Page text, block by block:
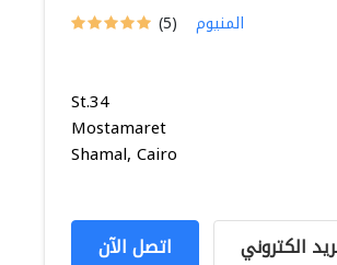
(5) المنيوم
St.34
Mostamaret
Shamal, Cairo
اتصل الآن الكتروني